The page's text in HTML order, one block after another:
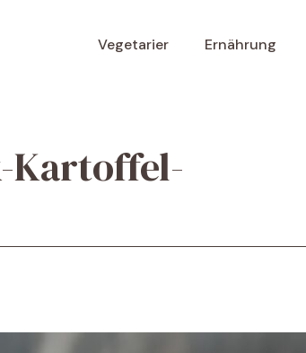
Vegetarier Ernährung
Kartoffel-